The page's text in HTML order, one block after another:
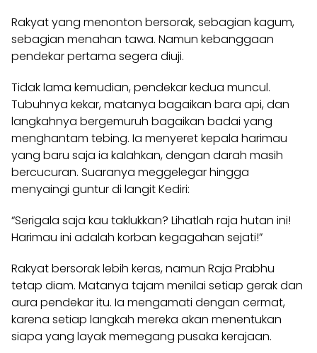
Rakyat yang menonton bersorak, sebagian kagum,
sebagian menahan tawa. Namun kebanggaan
pendekar pertama segera diuji.
Tidak lama kemudian, pendekar kedua muncul.
Tubuhnya kekar, matanya bagaikan bara api, dan
langkahnya bergemuruh bagaikan badai yang
menghantam tebing. Ia menyeret kepala harimau
yang baru saja ia kalahkan, dengan darah masih
bercucuran. Suaranya meggelegar hingga
menyaingi guntur di langit Kediri:
“Serigala saja kau taklukkan? Lihatlah raja hutan ini!
Harimau ini adalah korban kegagahan sejati!”
Rakyat bersorak lebih keras, namun Raja Prabhu
tetap diam. Matanya tajam menilai setiap gerak dan
aura pendekar itu. Ia mengamati dengan cermat,
karena setiap langkah mereka akan menentukan
siapa yang layak memegang pusaka kerajaan.